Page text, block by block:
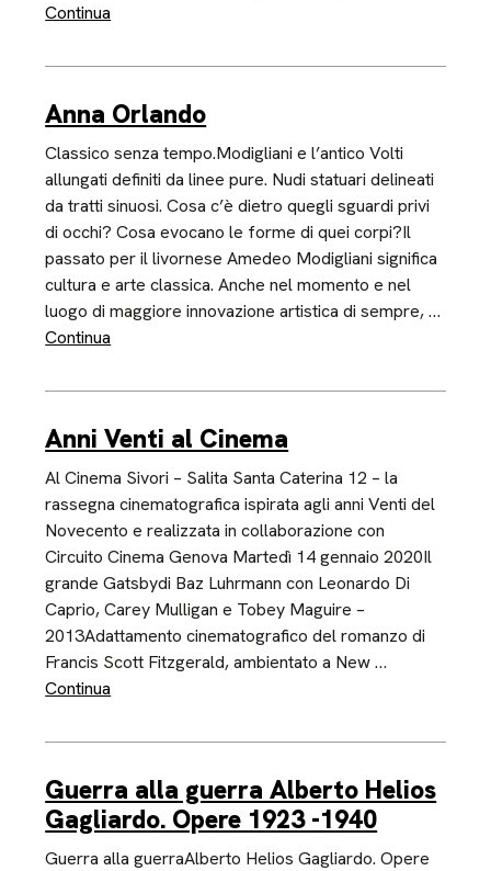
Continua
Anna Orlando
Classico senza tempo.Modigliani e l’antico Volti
allungati definiti da linee pure. Nudi statuari delineati
da tratti sinuosi. Cosa c’è dietro quegli sguardi privi
di occhi? Cosa evocano le forme di quei corpi?Il
passato per il livornese Amedeo Modigliani significa
cultura e arte classica. Anche nel momento e nel
luogo di maggiore innovazione artistica di sempre, …
Continua
Anni Venti al Cinema
Al Cinema Sivori – Salita Santa Caterina 12 – la
rassegna cinematografica ispirata agli anni Venti del
Novecento e realizzata in collaborazione con
Circuito Cinema Genova Martedì 14 gennaio 2020Il
grande Gatsbydi Baz Luhrmann con Leonardo Di
Caprio, Carey Mulligan e Tobey Maguire –
2013Adattamento cinematografico del romanzo di
Francis Scott Fitzgerald, ambientato a New …
Continua
Guerra alla guerra Alberto Helios
Gagliardo. Opere 1923 -1940
Guerra alla guerraAlberto Helios Gagliardo. Opere